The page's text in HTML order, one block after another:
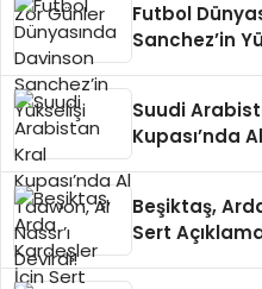
Futbol
Sanchez’in
Suudi
Kupası’nda
Beşiktaş,
Sert